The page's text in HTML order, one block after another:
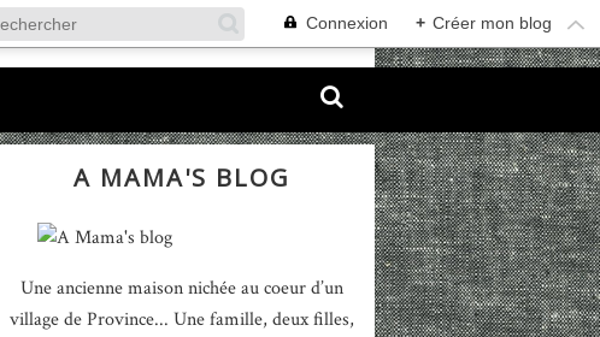
Connexion + Créer mon blog
A MAMA'S BLOG
Une ancienne maison nichée au coeur d’un
village de Province... Une famille, deux filles,